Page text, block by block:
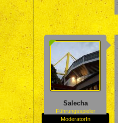
Salecha
Führungsspieler
ModeratorIn